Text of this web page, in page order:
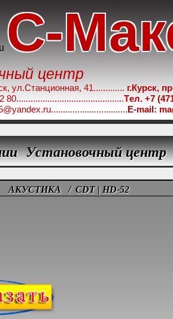
C-
центр
ул.Станционная, 41............. г.Курск,
80.............................................Tел. +7
E-mail:
Установочный центр
АКУСТИКА / CDT | HD-52